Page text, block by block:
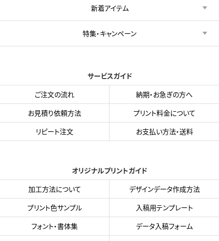
新着アイテム
特集・キャンペーン
サービスガイド
ご注文の流れ
納期・お急ぎの方へ
お見積り依頼方法
プリント料金について
リピート注文
お支払い方法・送料
オリジナルプリントガイド
加工方法について
デザインデータ作成方法
プリント色サンプル
入稿用テンプレート
フォント・書体集
データ入稿フォーム